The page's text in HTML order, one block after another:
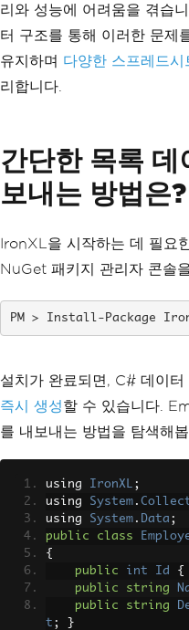
리와 성능에 어려움을 겪습
터 구조를 통해 이러한 문제
유지하며 다양한 스프레드
리합니다.
간단한 목록
보내는 방법은?
IronXL을 시작하는 데 필요
NuGet 패키지 관리자 콘솔
Install-Package
설치가 완료되면, C# 데이
즉시 생성할 수 있습니다.
를 내보내는 방법을 탐색해
using IronXL ;
using System .
using System . Data ;
public
class
{
public
int Id {
public
string
public
string
t ;
}